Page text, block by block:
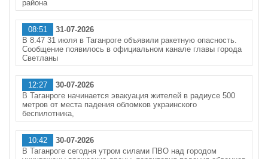
района
08:51
31-07-2026
В 8.47 31 июля в Таганроге объявили ракетную опасность.
Сообщение появилось в официальном канале главы города
Светланы
12:27
30-07-2026
В Таганроге начинается эвакуация жителей в радиусе 500
метров от места падения обломков украинского
беспилотника,
10:42
30-07-2026
В Таганроге сегодня утром силами ПВО над городом